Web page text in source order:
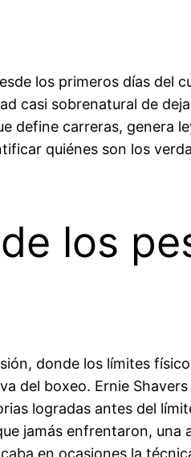
los primeros días del
casi sobrenatural de
define carreras, genera
quiénes son los
los
donde los límites
del boxeo. Ernie
logradas antes del
jamás enfrentaron, una
en ocasiones la